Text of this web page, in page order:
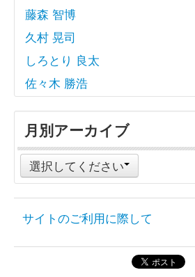
藤森 智博
久村 晃司
しろとり 良太
佐々木 勝浩
月別アーカイブ
選択してください
サイトのご利用に際して